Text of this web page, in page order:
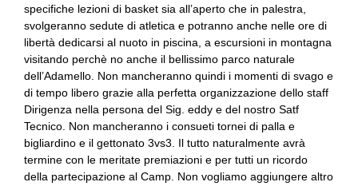
specifiche lezioni di basket sia all’aperto che in palestra,
svolgeranno sedute di atletica e potranno anche nelle ore di
libertà dedicarsi al nuoto in piscina, a escursioni in montagna
visitando perchè no anche il bellissimo parco naturale
dell’Adamello. Non mancheranno quindi i momenti di svago e
di tempo libero grazie alla perfetta organizzazione dello staff
Dirigenza nella persona del Sig. eddy e del nostro Satf
Tecnico. Non mancheranno i consueti tornei di palla e
bigliardino e il gettonato 3vs3. Il tutto naturalmente avrà
termine con le meritate premiazioni e per tutti un ricordo
della partecipazione al Camp. Non vogliamo aggiungere altro